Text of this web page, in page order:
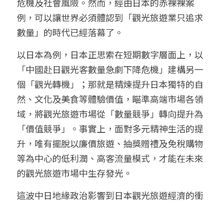
例，可以讓世界必須體認到「觀光旅遊業只追求
數量」的時代已經落幕了。
以日本為例，日本正思索在短期數字層面上，以
「中國赴日觀光客數量急劇下降危機」建構另一
個「觀光轉機」；那就是精煉提升日本獨特的自
然、文化及美食等體驗價值，瞄準高端市場各領
域，將觀光旅遊市場從「數量競爭」轉向提升為
「價值競爭」。事實上，面對多元精神生活的提
升，唯有擺脫以廉價旅遊、抽獎贈禮及免稅購物
等為中心的低利潤、高客流量模式，才能在未來
的觀光旅遊市場中生存發光。
這波中日地緣政治影響到日本觀光旅遊經濟的衝